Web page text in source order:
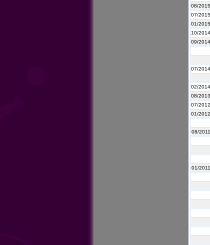
08/2015
07/2015
01/2015
10/2014
09/2014
07/2014
02/2014
08/2013
07/2012
01/2012
08/2011
01/2011